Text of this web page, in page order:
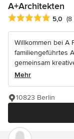
A+Architekten
Durchschnittliche
5,0 (8
Willkommen bei A
familiengeführtes
gemeinsam
Mehr
10823 Berlin